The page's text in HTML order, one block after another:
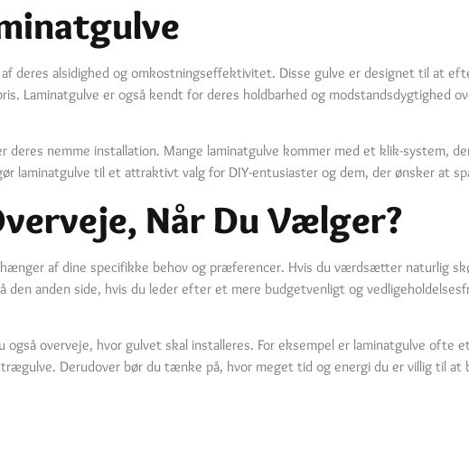
deres alsidighed og omkostningseffektivitet. Disse gulve er designet til at
Laminatgulve er også kendt for deres holdbarhed og modstandsdygtighed
deres nemme installation. Mange laminatgulve kommer med et klik-system,
laminatgulve til et attraktivt valg for DIY-entusiaster og dem, der ønsker at
Når Du Vælger?
af dine specifikke behov og præferencer. Hvis du værdsætter naturlig
anden side, hvis du leder efter et mere budgetvenligt og
overveje, hvor gulvet skal installeres. For eksempel er laminatgulve ofte
Derudover bør du tænke på, hvor meget tid og energi du er villig til